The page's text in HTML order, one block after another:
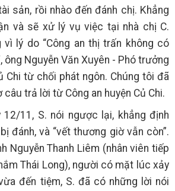
sản, rồi nhào đến đánh chị. Khẳng
và sẽ xử lý vụ việc tại nhà chị C.
vì lý do “Công an thị trấn không có
ông Nguyễn Văn Xuyên - Phó trưởng
Chi từ chối phát ngôn. Chúng tôi đã
câu trả lời từ Công an huyện Củ Chi.
11, S. nói ngược lại, khẳng định
đánh, và “vết thương giờ vẫn còn”.
Nguyễn Thanh Liêm (nhân viên tiếp
Thái Long), người có mặt lúc xảy
đến tiệm, S. đã có những lời nói